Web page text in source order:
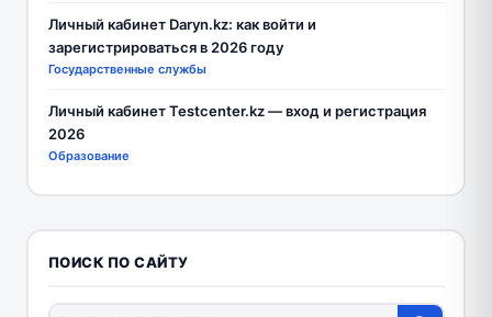
Личный кабинет Daryn.kz: как войти и
зарегистрироваться в 2026 году
Государственные службы
Личный кабинет Testcenter.kz — вход и регистрация
2026
Образование
ПОИСК ПО САЙТУ